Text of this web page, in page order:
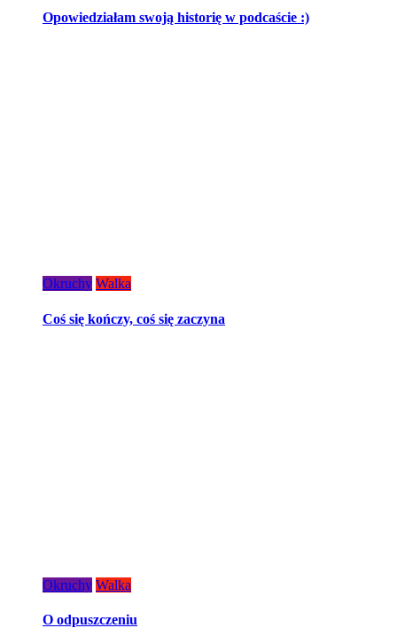
Opowiedziałam swoją historię w podcaście :)
Okruchy Walka
Coś się kończy, coś się zaczyna
Okruchy Walka
O odpuszczeniu